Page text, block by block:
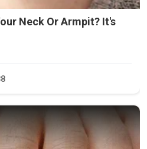
Neck Or Armpit? It's